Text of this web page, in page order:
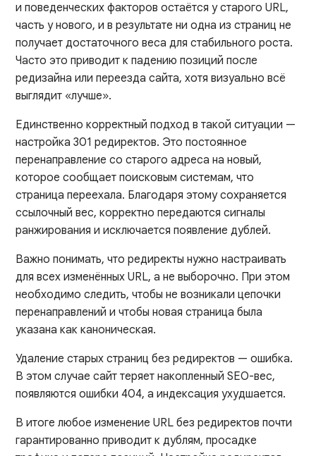
и поведенческих факторов остаётся у старого URL,
часть у нового, и в результате ни одна из страниц не
получает достаточного веса для стабильного роста.
Часто это приводит к падению позиций после
редизайна или переезда сайта, хотя визуально всё
выглядит «лучше».
Единственно корректный подход в такой ситуации —
настройка 301 редиректов. Это постоянное
перенаправление со старого адреса на новый,
которое сообщает поисковым системам, что
страница переехала. Благодаря этому сохраняется
ссылочный вес, корректно передаются сигналы
ранжирования и исключается появление дублей.
Важно понимать, что редиректы нужно настраивать
для всех изменённых URL, а не выборочно. При этом
необходимо следить, чтобы не возникали цепочки
перенаправлений и чтобы новая страница была
указана как каноническая.
Удаление старых страниц без редиректов — ошибка.
В этом случае сайт теряет накопленный SEO-вес,
появляются ошибки 404, а индексация ухудшается.
В итоге любое изменение URL без редиректов почти
гарантированно приводит к дублям, просадке